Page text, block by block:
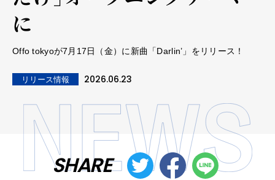
に
Offo tokyoが7月17日（金）に新曲「Darlin’」をリリース！
リリース情報 2026.06.23
SHARE